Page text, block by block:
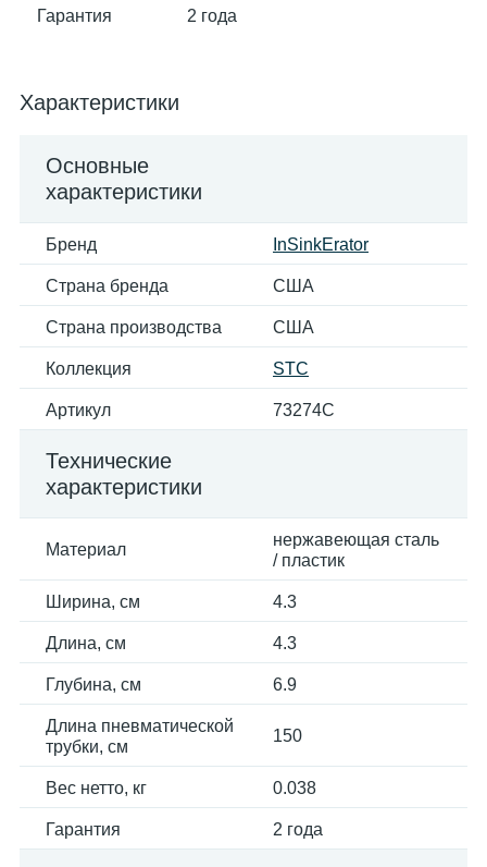
Гарантия 2 года
Характеристики
Основные
характеристики
Бренд InSinkErator
Страна бренда США
Страна производства США
Коллекция STC
Артикул 73274C
Технические
характеристики
Материал
нержавеющая сталь
/ пластик
Ширина, см 4.3
Длина, см 4.3
Глубина, см 6.9
Длина пневматической
трубки, см
150
Вес нетто, кг 0.038
Гарантия 2 года